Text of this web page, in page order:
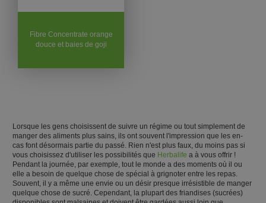
Fibre Concentrate orange
douce et baies de goji
Lorsque les gens choisissent de suivre un régime ou tout simplement de
manger des aliments plus sains, ils ont souvent l'impression que les en-
cas font désormais partie du passé. Rien n'est plus faux, du moins pas si
vous choisissez d'utiliser les possibilités que Herbalife a à vous offrir !
Pendant la journée, par exemple, tout le monde a des moments où il ou
elle a besoin de quelque chose de spécial à grignoter entre les repas.
Souvent, il y a même une envie ou un désir presque irrésistible de manger
quelque chose de sucré. Cependant, la plupart des friandises (sucrées)